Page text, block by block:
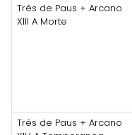
Três de Paus + Arcano
XIII A Morte
Três de Paus + Arcano